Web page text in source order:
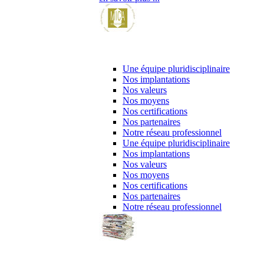
Une équipe pluridisciplinaire
Nos implantations
Nos valeurs
Nos moyens
Nos certifications
Nos partenaires
Notre réseau professionnel
Une équipe pluridisciplinaire
Nos implantations
Nos valeurs
Nos moyens
Nos certifications
Nos partenaires
Notre réseau professionnel